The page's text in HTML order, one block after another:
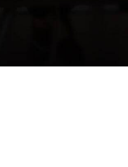
Cường – CEO Repu